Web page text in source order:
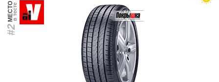
#2
МЕСТОв тесте